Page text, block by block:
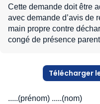
Cette demande doit être
avec demande d’avis de
main propre contre
congé de présence
Télécharger
.....(prénom) .....(nom)